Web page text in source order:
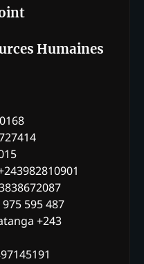
Humaines
595 487
+243